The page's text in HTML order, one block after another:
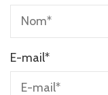
E-mail*